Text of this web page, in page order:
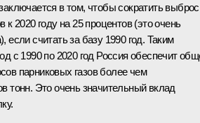
в том, чтобы сократить
к 2020 году на 25 процентов (это очень
если считать за базу 1990 год. Таким
с 1990 по 2020 год Россия обеспечит
парниковых газов более чем
тонн. Это очень значительный вклад